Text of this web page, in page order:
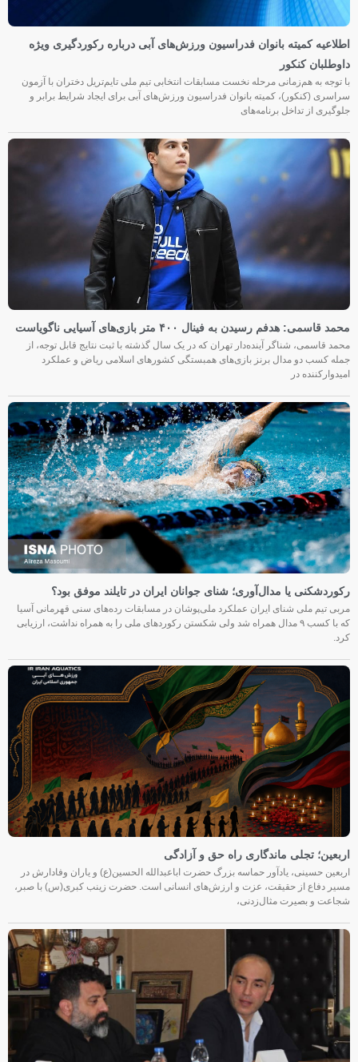
اطلاعیه کمیته بانوان فدراسیون ورزش‌های آبی درباره رکوردگیری ویژه
داوطلبان کنکور
با توجه به هم‌زمانی مرحله نخست مسابقات انتخابی تیم ملی تایم‌تریل دختران با آزمون
سراسری (کنکور)، کمیته بانوان فدراسیون ورزش‌های آبی برای ایجاد شرایط برابر و
جلوگیری از تداخل برنامه‌های
محمد قاسمی: هدفم رسیدن به فینال ۴۰۰ متر بازی‌های آسیایی ناگویاست
محمد قاسمی، شناگر آینده‌دار تهران که در یک سال گذشته با ثبت نتایج قابل توجه، از
جمله کسب دو مدال برنز بازی‌های همبستگی کشورهای اسلامی ریاض و عملکرد
امیدوارکننده در
رکوردشکنی یا مدال‌آوری؛ شنای جوانان ایران در تایلند موفق بود؟
مربی تیم ملی شنای ایران عملکرد ملی‌پوشان در مسابقات رده‌های سنی قهرمانی آسیا
که با کسب ۹ مدال همراه شد ولی شکستن رکوردهای ملی را به همراه نداشت، ارزیابی
کرد.
اربعین؛ تجلی ماندگاری راه حق و آزادگی
اربعین حسینی، یادآور حماسه بزرگ حضرت اباعبدالله الحسین(ع) و یاران وفادارش در
مسیر دفاع از حقیقت، عزت و ارزش‌های انسانی است. حضرت زینب کبری(س) با صبر،
شجاعت و بصیرت مثال‌زدنی،